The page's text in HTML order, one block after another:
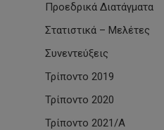
Προεδρικά Διατάγματα
Στατιστικά – Μελέτες
Συνεντεύξεις
Τρίποντο 2019
Τρίποντο 2020
Τρίποντο 2021/Α